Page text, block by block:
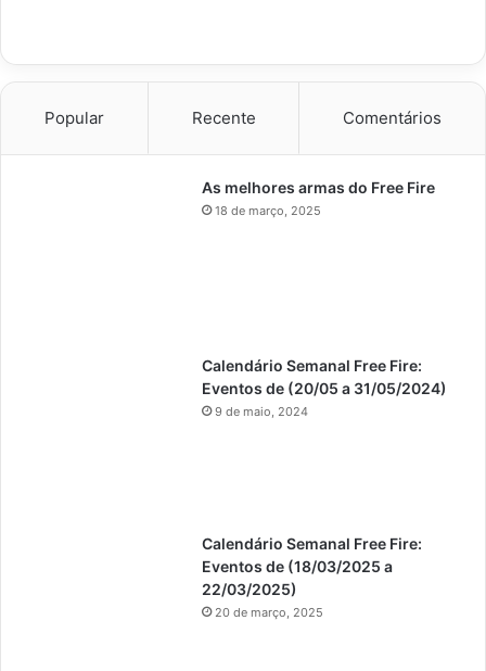
Popular Recente Comentários
As melhores armas do Free Fire
18 de março, 2025
Calendário Semanal Free Fire:
Eventos de (20/05 a 31/05/2024)
9 de maio, 2024
Calendário Semanal Free Fire:
Eventos de (18/03/2025 a
22/03/2025)
20 de março, 2025